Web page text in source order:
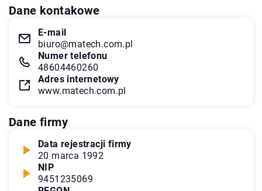
Dane kontakowe
E-mail
biuro@matech.com.pl
Numer telefonu
48604460260
Adres internetowy
www.matech.com.pl
Dane firmy
Data rejestracji firmy
20 marca 1992
NIP
9451235069